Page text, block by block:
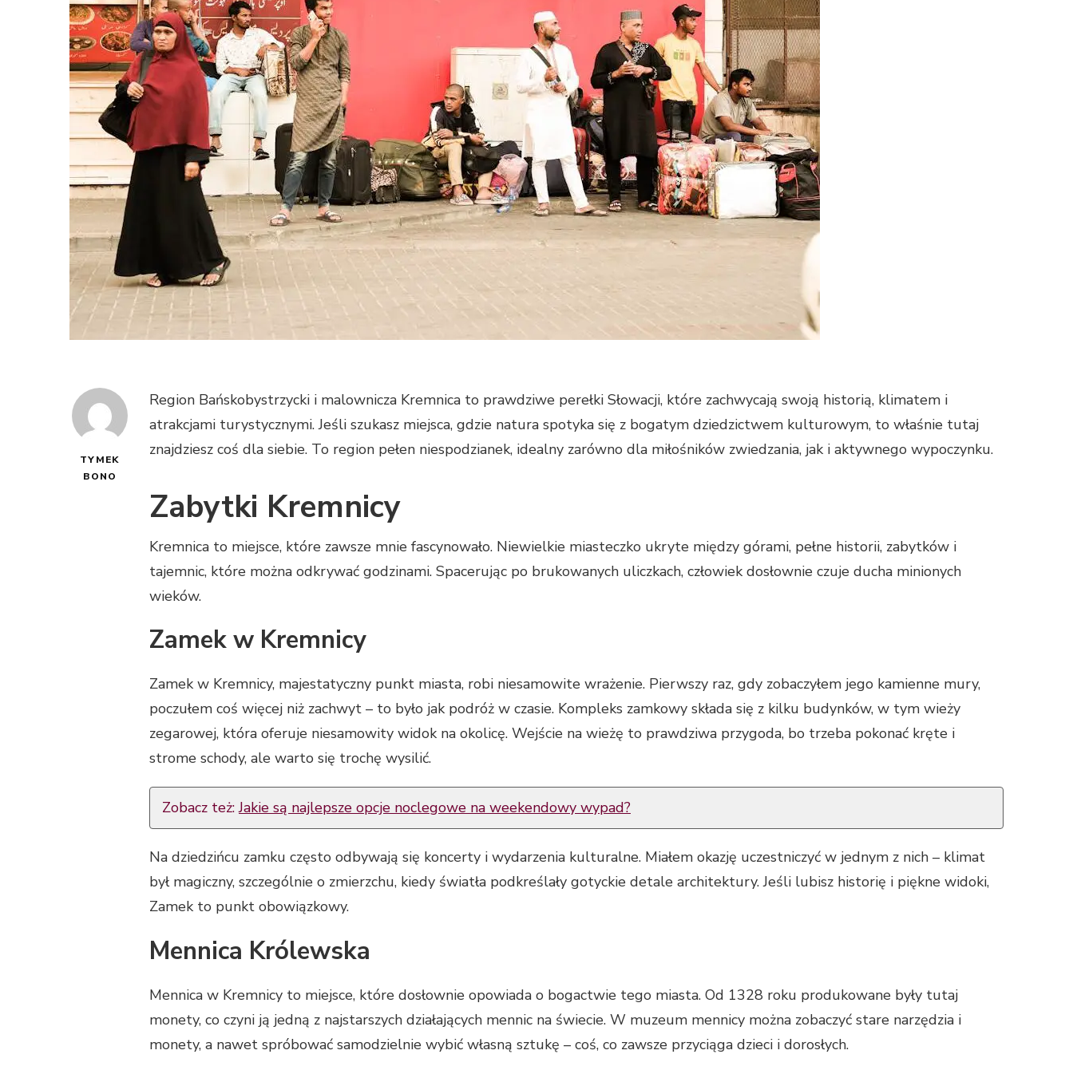
TYMEK
BONO
Region Bańskobystrzycki i malownicza Kremnica to prawdziwe perełki Słowacji, które zachwycają swoją historią, klimatem i
atrakcjami turystycznymi. Jeśli szukasz miejsca, gdzie natura spotyka się z bogatym dziedzictwem kulturowym, to właśnie tutaj
znajdziesz coś dla siebie. To region pełen niespodzianek, idealny zarówno dla miłośników zwiedzania, jak i aktywnego wypoczynku.
Zabytki Kremnicy
Kremnica to miejsce, które zawsze mnie fascynowało. Niewielkie miasteczko ukryte między górami, pełne historii, zabytków i
tajemnic, które można odkrywać godzinami. Spacerując po brukowanych uliczkach, człowiek dosłownie czuje ducha minionych
wieków.
Zamek w Kremnicy
Zamek w Kremnicy, majestatyczny punkt miasta, robi niesamowite wrażenie. Pierwszy raz, gdy zobaczyłem jego kamienne mury,
poczułem coś więcej niż zachwyt – to było jak podróż w czasie. Kompleks zamkowy składa się z kilku budynków, w tym wieży
zegarowej, która oferuje niesamowity widok na okolicę. Wejście na wieżę to prawdziwa przygoda, bo trzeba pokonać kręte i
strome schody, ale warto się trochę wysilić.
Zobacz też:Jakie są najlepsze opcje noclegowe na weekendowy wypad?
Na dziedzińcu zamku często odbywają się koncerty i wydarzenia kulturalne. Miałem okazję uczestniczyć w jednym z nich – klimat
był magiczny, szczególnie o zmierzchu, kiedy światła podkreślały gotyckie detale architektury. Jeśli lubisz historię i piękne widoki,
Zamek to punkt obowiązkowy.
Mennica Królewska
Mennica w Kremnicy to miejsce, które dosłownie opowiada o bogactwie tego miasta. Od 1328 roku produkowane były tutaj
monety, co czyni ją jedną z najstarszych działających mennic na świecie. W muzeum mennicy można zobaczyć stare narzędzia i
monety, a nawet spróbować samodzielnie wybić własną sztukę – coś, co zawsze przyciąga dzieci i dorosłych.